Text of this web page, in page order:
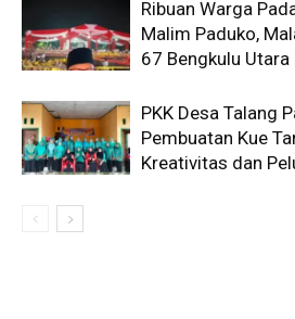
Ribuan Warga
Malim Paduko,
67 Bengkulu
PKK Desa Talang
Pembuatan Kue
Kreativitas dan